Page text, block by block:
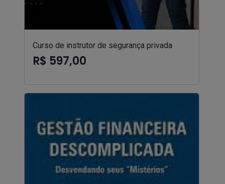
Curso de instrutor de segurança privada
R$ 597,00